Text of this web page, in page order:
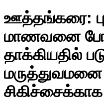
ஊத்தங்கரை:
மாணவனை
தாக்கியதில்
மருத்துவமனை